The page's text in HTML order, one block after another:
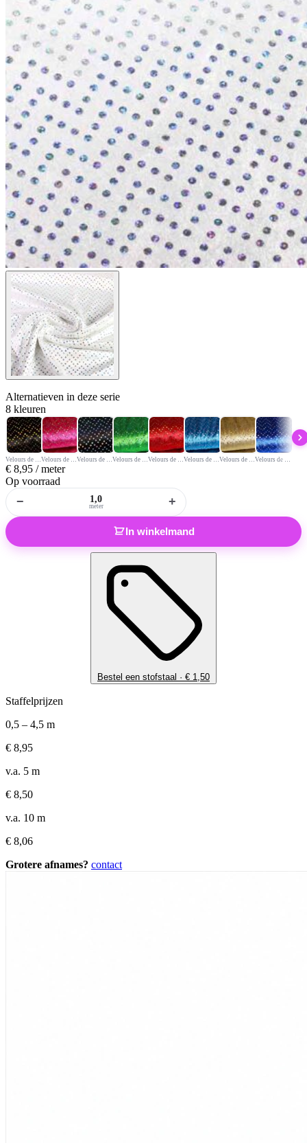
Alternatieven in deze serie
8 kleuren
€ 8,95 / meter
Op voorraad
− meter +
In winkelmand
Bestel een stofstaal · € 1,50
Staffelprijzen
0,5 – 4,5 m
€ 8,95
v.a. 5 m
€ 8,50
v.a. 10 m
€ 8,06
Grotere afnames? contact